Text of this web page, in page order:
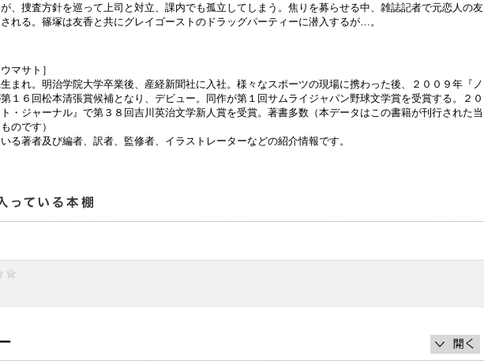
、捜査方針を巡って上司と対立、課内でも孤立してしまう。焦りを募らせる中、雑誌記者で元恋人の友
れる。篠塚は友香と共にグレイゴーストのドラッグパーティーに潜入するが…。
マサト］
まれ。明治学院大学卒業後、産経新聞社に入社。様々なスポーツの現場に携わった後、２００９年『ノ
１６回松本清張賞候補となり、デビュー。同作が第１回サムライジャパン野球文学賞を受賞する。２０
・ジャーナル』で第３８回吉川英治文学新人賞を受賞。著書多数（本データはこの書籍が刊行された当
のです）
る著者及び編者、訳者、監修者、イラストレーターなどの紹介情報です。